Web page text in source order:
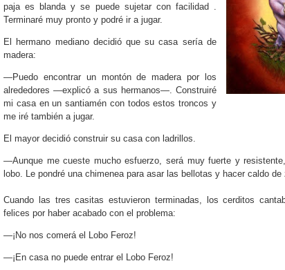
paja es blanda y se puede sujetar con facilidad .
Terminaré muy pronto y podré ir a jugar.
El hermano mediano decidió que su casa sería de
madera:
—Puedo encontrar un montón de madera por los
alrededores —explicó a sus hermanos—. Construiré
mi casa en un santiamén con todos estos troncos y
me iré también a jugar.
El mayor decidió construir su casa con ladrillos.
—Aunque me cueste mucho esfuerzo, será muy fuerte y
lobo. Le pondré una chimenea para asar las bellotas y hacer caldo de
Cuando las tres casitas estuvieron terminadas, los cerditos
felices por haber acabado con el problema:
—¡No nos comerá el Lobo Feroz!
—¡En casa no puede entrar el Lobo Feroz!